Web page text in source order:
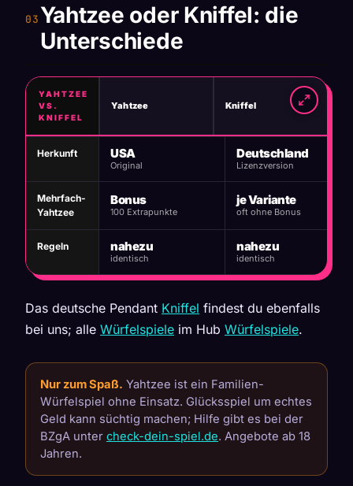
Yahtzee oder Kniffel: die
Unterschiede
YAHTZEE
VS.
KNIFFEL
Yahtzee Kniffel
Herkunft USA
Original
Deutschland
Lizenzversion
Mehrfach-
Yahtzee
Bonus
100 Extrapunkte
je Variante
oft ohne Bonus
Regeln nahezu
identisch
nahezu
identisch
Das deutsche Pendant Kniffel findest du ebenfalls
bei uns; alle Würfelspiele im Hub Würfelspiele.
Nur zum Spaß. Yahtzee ist ein Familien-
Würfelspiel ohne Einsatz. Glücksspiel um echtes
Geld kann süchtig machen; Hilfe gibt es bei der
BZgA unter check-dein-spiel.de. Angebote ab 18
Jahren.